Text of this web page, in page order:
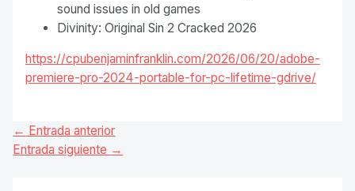
sound issues in old games
Divinity: Original Sin 2 Cracked 2026
https://cpubenjaminfranklin.com/2026/06/20/adobe-
premiere-pro-2024-portable-for-pc-lifetime-gdrive/
Navegación
de
← Entrada anterior
Entrada siguiente →